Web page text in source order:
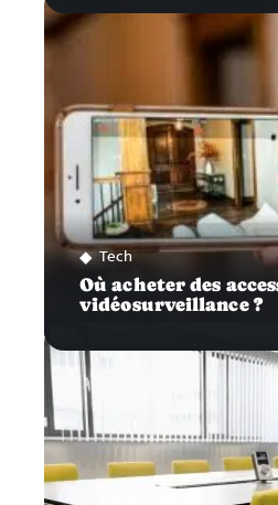
Tech
Où acheter des
vidéosurveillance ?